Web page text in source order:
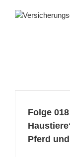
Inhalt
Folge
Pferd